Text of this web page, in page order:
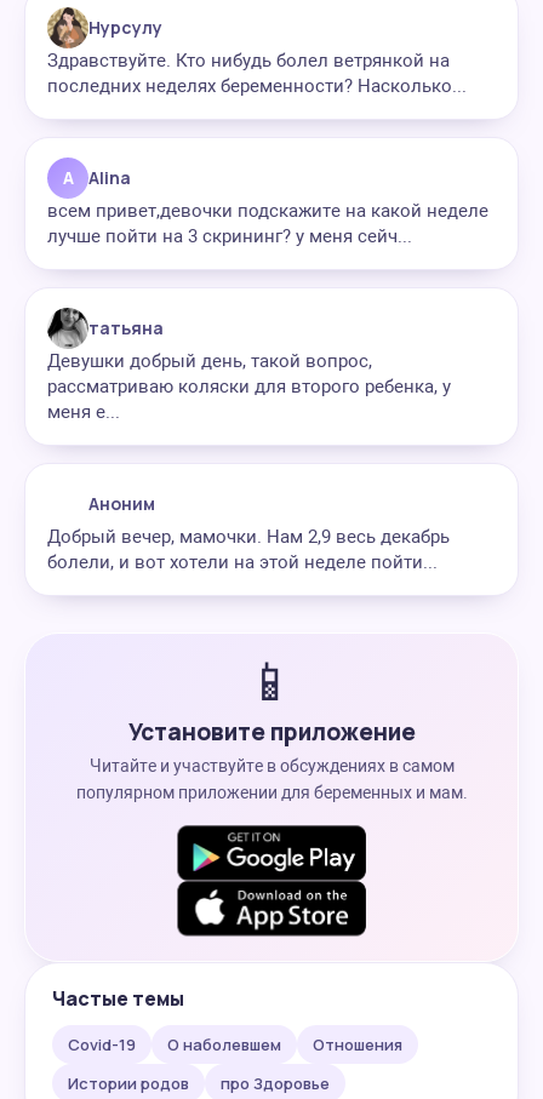
Нурсулу
Здравствуйте. Кто нибудь болел ветрянкой на
последних неделях беременности? Насколько...
A Alina
всем привет,девочки подскажите на какой неделе
лучше пойти на 3 скрининг? у меня сейч...
татьяна
Девушки добрый день, такой вопрос,
рассматриваю коляски для второго ребенка, у
меня е...
Аноним
Добрый вечер, мамочки. Нам 2,9 весь декабрь
болели, и вот хотели на этой неделе пойти...
📱
Установите приложение
Читайте и участвуйте в обсуждениях в самом
популярном приложении для беременных и мам.
Частые темы
Covid-19 О наболевшем
Отношения
Истории родов
про Здоровье